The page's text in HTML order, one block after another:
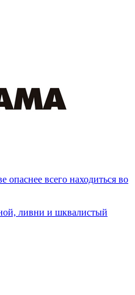
опаснее всего находиться во
ливни и шквалистый